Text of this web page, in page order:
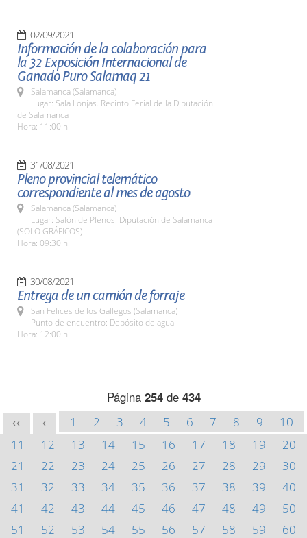
02/09/2021
Información de la colaboración para
la 32 Exposición Internacional de
Ganado Puro Salamaq 21
Salamanca (Salamanca)
Lugar: Sala Lonjas. Recinto Ferial de la Diputación
de Salamanca
Hora: 11:00 h.
31/08/2021
Pleno provincial telemático
correspondiente al mes de agosto
Salamanca (Salamanca)
Lugar: Salón de Plenos. Diputación de Salamanca
(SOLO GRÁFICOS)
Hora: 09:30 h.
30/08/2021
Entrega de un camión de forraje
San Felices de los Gallegos (Salamanca)
Punto de encuentro: Depósito de agua
Hora: 12:00 h.
Página 254de 434
<< < 1 2 3 4 5 6 7 8 9
10
11
12 13 14 15 16 17 18 19
20
21
22 23 24 25 26 27 28 29
30
31
32 33 34 35 36 37 38 39
40
41
42 43 44 45 46 47 48 49
50
51
52 53 54 55 56 57 58 59
60